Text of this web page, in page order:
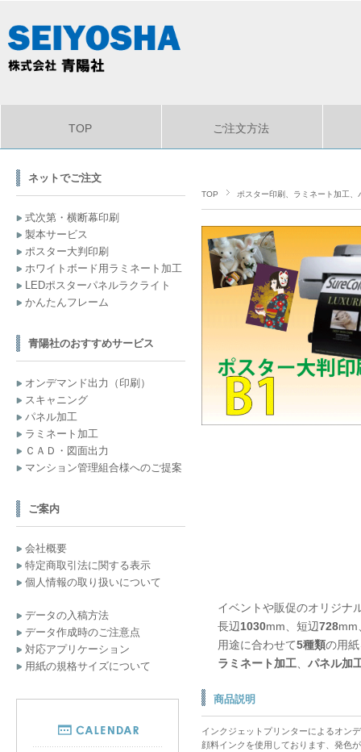
TOP ご注文方法
TOP ポスター印刷、ラミネート加工、
イベントや販促のオリジナ
長辺 1030mm、短辺728mm
用途に合わせて5種類の用
ラミネート加工
パネル加
商品説明
インクジェットプリンターによるオン
顔料インクを使用しております、発色
ネットでご注文
式次第・横断幕印刷
製本サービス
ポスター大判印刷
ホワイトボード用ラミネート加工
LEDポスターパネルラクライト
かんたんフレーム
青陽社のおすすめサービス
オンデマンド出力（印刷）
スキャニング
パネル加工
ラミネート加工
ＣＡＤ・図面出力
マンション管理組合様へのご提案
ご案内
会社概要
特定商取引法に関する表示
個人情報の取り扱いについて
データの入稿方法
データ作成時のご注意点
対応アプリケーション
用紙の規格サイズについて